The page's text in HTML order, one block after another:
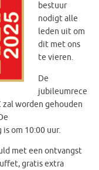
bestuur
nodigt alle
leden uit om
dit met ons
te vieren.
De
jubileumrece
zal worden gehouden
om 10:00 uur.
met een ontvangst
gratis extra